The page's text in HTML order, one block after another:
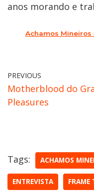
anos morando e
Achamos
PREVIOUS
Motherblood do
Pleasures
Tags: ACHAMOS
ENTREVISTA FRAME